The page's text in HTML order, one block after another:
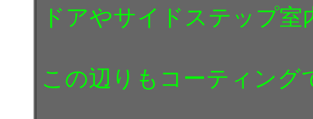
ドアやサイドステップ
この辺りもコーティング